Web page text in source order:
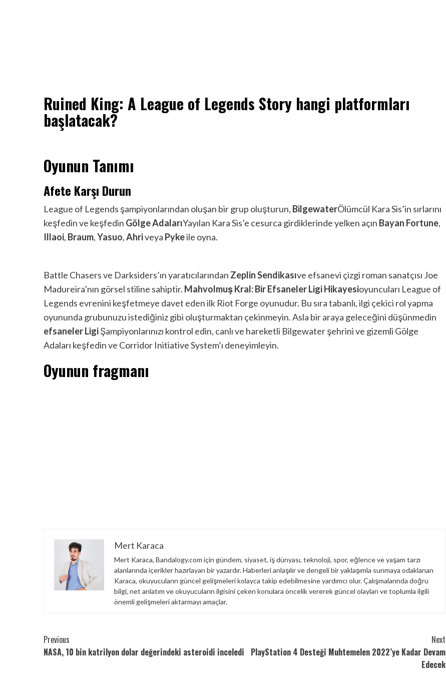
Ruined King: A League of Legends Story hangi platformları
başlatacak?
Oyunun Tanımı
Afete Karşı Durun
League of Legends şampiyonlarından oluşan bir grup oluşturun, BilgewaterÖlümcül Kara Sis’in sırlarını
keşfedin ve keşfedin Gölge AdalarıYayılan Kara Sis’e cesurca girdiklerinde yelken açın Bayan Fortune,
Illaoi, Braum,Yasuo,Ahriveya Pykeile oyna.
Battle Chasers ve Darksiders’ın yaratıcılarından Zeplin Sendikasıve efsanevi çizgi roman sanatçısı Joe
Madureira’nın görsel stiline sahiptir. Mahvolmuş Kral: Bir Efsaneler Ligi Hikayesioyuncuları League of
Legends evrenini keşfetmeye davet eden ilk Riot Forge oyunudur. Bu sıra tabanlı, ilgi çekici rol yapma
oyununda grubunuzu istediğiniz gibi oluşturmaktan çekinmeyin. Asla bir araya geleceğini düşünmedin
efsaneler LigiŞampiyonlarınızı kontrol edin, canlı ve hareketli Bilgewater şehrini ve gizemli Gölge
Adaları keşfedin ve Corridor Initiative System’ı deneyimleyin.
Oyunun fragmanı
Mert Karaca
Mert Karaca, Bandalogy.com için gündem, siyaset, iş dünyası, teknoloji, spor, eğlence ve yaşam tarzı
alanlarında içerikler hazırlayan bir yazardır. Haberleri anlaşılır ve dengeli bir yaklaşımla sunmaya odaklanan
Karaca, okuyucuların güncel gelişmeleri kolayca takip edebilmesine yardımcı olur. Çalışmalarında doğru
bilgi, net anlatım ve okuyucuların ilgisini çeken konulara öncelik vererek güncel olayları ve toplumla ilgili
önemli gelişmeleri aktarmayı amaçlar.
Continue
Reading
Previous
NASA, 10 bin katrilyon dolar değerindeki asteroidi inceledi
Next
PlayStation 4 Desteği Muhtemelen 2022’ye Kadar Devam
Edecek